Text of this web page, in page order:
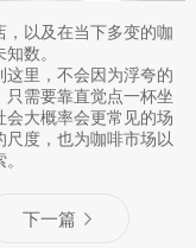
以及在当下多变的咖
数。
里，不会因为浮夸的
需要靠直觉点一杯坐
大概率会更常见的场
度，也为咖啡市场以
下一篇